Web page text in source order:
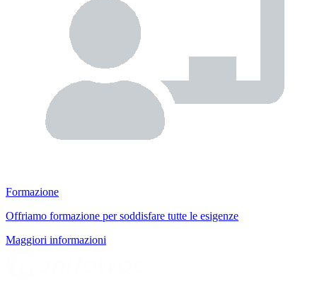
Formazione
Offriamo formazione per soddisfare tutte le esigenze
Maggiori informazioni